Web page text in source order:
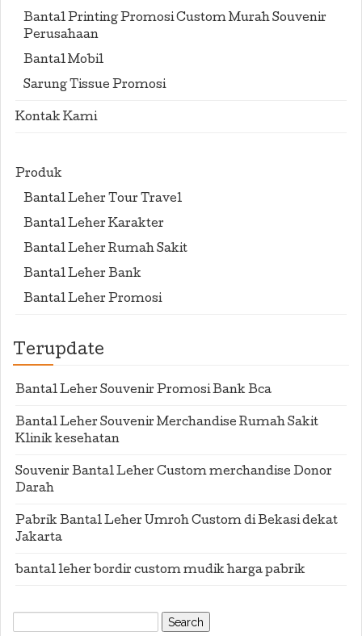
Bantal Printing Promosi Custom Murah Souvenir
Perusahaan
Bantal Mobil
Sarung Tissue Promosi
Kontak Kami
Produk
Bantal Leher Tour Travel
Bantal Leher Karakter
Bantal Leher Rumah Sakit
Bantal Leher Bank
Bantal Leher Promosi
Terupdate
Bantal Leher Souvenir Promosi Bank Bca
Bantal Leher Souvenir Merchandise Rumah Sakit
Klinik kesehatan
Souvenir Bantal Leher Custom merchandise Donor
Darah
Pabrik Bantal Leher Umroh Custom di Bekasi dekat
Jakarta
bantal leher bordir custom mudik harga pabrik
Search